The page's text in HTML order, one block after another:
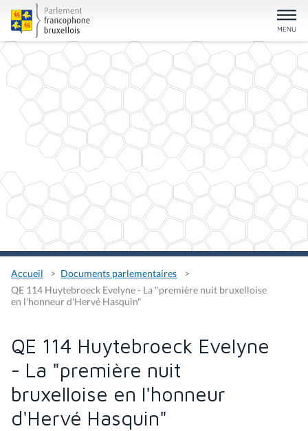
Accueil
Documents parlementaires
QE 114 Huytebroeck Evelyne - La "première nuit bruxelloise
en l'honneur d'Hervé Hasquin"
QE 114 Huytebroeck Evelyne
- La "première nuit
bruxelloise en l'honneur
d'Hervé Hasquin"